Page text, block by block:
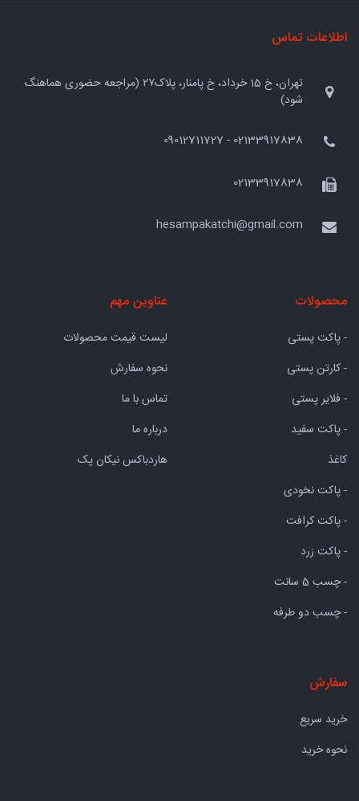
اطلاعات تماس
تهران، خ 15 خرداد، خ پامنار، پلاک۲۷ (مراجعه حضوری هماهنگ
شود)
02133917838 - 09012711727
02133917838
hesampakatchi@gmail.com
محصولات
- پاکت پستی
- کارتن پستی
- فلایر پستی
- پاکت سفید
کاغذ
- پاکت نخودی
- پاکت کرافت
- پاکت زرد
- چسب 5 سانت
- چسب دو طرفه
عناوین مهم
لیست قیمت محصولات
نحوه سفارش
تماس با ما
درباره ما
هاردباکس نیکان پک
سفارش
خرید سریع
نحوه خرید